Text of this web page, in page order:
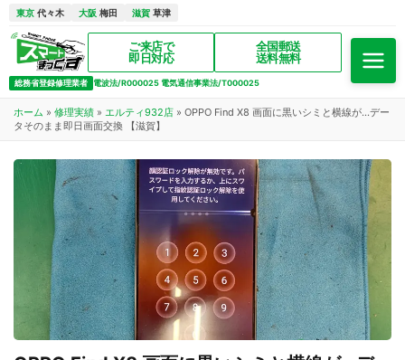
東京 代々木 大阪 梅田 滋賀 草津
ご来店で
即日対応
全国郵送
送料無料
総務省登録修理業者 電波法/R000025 電気通信事業法/T000025
ホーム » 修理実績 » エルティ932店 » OPPO Find X8 画面に黒いシミと横線が…デー
タそのまま即日画面交換 【滋賀】